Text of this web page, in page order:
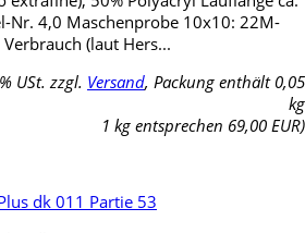
Nr. 4,0 Maschenprobe 10x10: 22M-
(laut Hers...
USt. zzgl. Versand, Packung enthält 0,05
kg
1 kg entsprechen 69,00 EUR)
dk 011 Partie 53